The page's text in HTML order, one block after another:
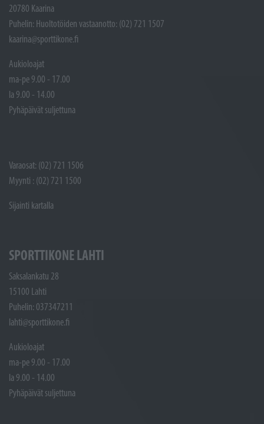
20780 Kaarina
Puhelin: Huoltotöiden vastaanotto: (02) 721 1507
kaarina@sporttikone.fi
Aukioloajat
ma-pe 9.00 - 17.00
la 9.00 - 14.00
Pyhäpäivät suljettuna
Varaosat: (02) 721 1506
Myynti : (02) 721 1500
Sijainti kartalla
SPORTTIKONE LAHTI
Saksalankatu 28
15100 Lahti
Puhelin: 037347211
lahti@sporttikone.fi
Aukioloajat
ma-pe 9.00 - 17.00
la 9.00 - 14.00
Pyhäpäivät suljettuna